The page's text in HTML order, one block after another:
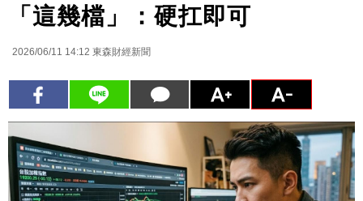
「這幾檔」：硬扛即可
2026/06/11 14:12 東森財經新聞